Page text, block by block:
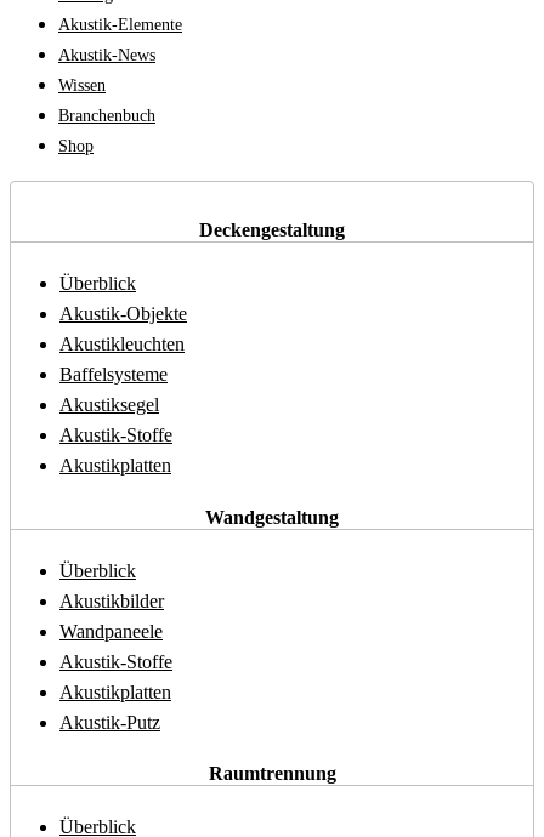
Akustik-Elemente
Akustik-News
Wissen
Branchenbuch
Shop
Deckengestaltung
Überblick
Akustik-Objekte
Akustikleuchten
Baffelsysteme
Akustiksegel
Akustik-Stoffe
Akustikplatten
Wandgestaltung
Überblick
Akustikbilder
Wandpaneele
Akustik-Stoffe
Akustikplatten
Akustik-Putz
Raumtrennung
Überblick